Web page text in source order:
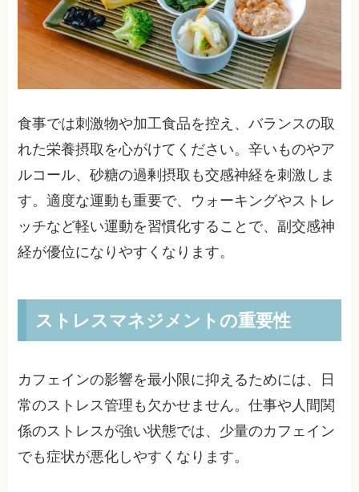
食事では刺激物や加工食品を控え、バランスの取
れた栄養摂取を心がけてください。辛いものやア
ルコール、砂糖の過剰摂取も交感神経を刺激しま
す。適度な運動も重要で、ウォーキングやストレ
ッチなど軽い運動を習慣化することで、副交感神
経が優位になりやすくなります。
ストレスマネジメントの重要性
カフェインの影響を最小限に抑えるためには、日
常のストレス管理も欠かせません。仕事や人間関
係のストレスが強い状態では、少量のカフェイン
でも症状が悪化しやすくなります。